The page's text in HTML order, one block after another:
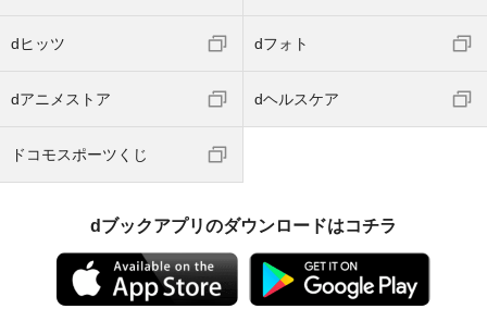
dヒッツ dフォト
dアニメストア dヘルスケア
ドコモスポーツくじ
dブックアプリのダウンロードはコチラ